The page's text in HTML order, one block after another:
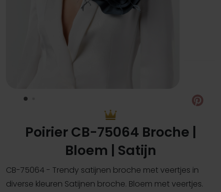
Poirier CB-75064 Broche |
Bloem | Satijn
CB-75064 - Trendy satijnen broche met veertjes in
diverse kleuren Satijnen broche. Bloem met veertjes.